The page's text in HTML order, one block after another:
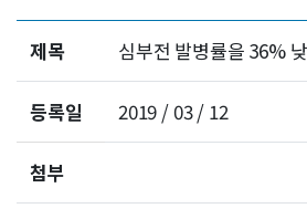
제목 심부전 발병률을 36%
등록일 2019 / 03 / 12
첨부